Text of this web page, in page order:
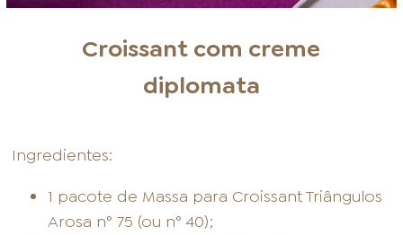
Croissant com creme
diplomata
Ingredientes:
1 pacote de Massa para Croissant Triângulos
Arosa n° 75 (ou n° 40);